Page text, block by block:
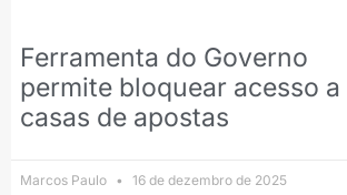
Ferramenta do Governo
permite bloquear acesso a
casas de apostas
Marcos Paulo 16 de dezembro de 2025